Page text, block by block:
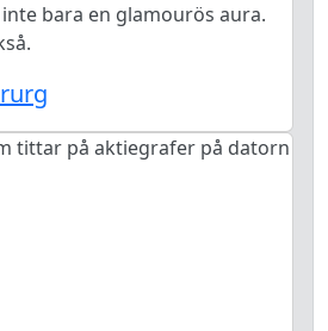
bara en glamourös aura.